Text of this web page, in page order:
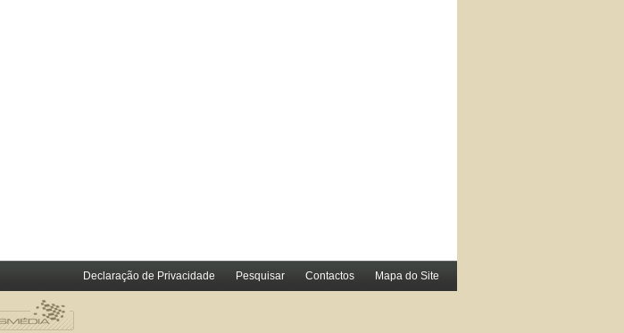
Declaração de Privacidade Pesquisar Contactos Mapa do Site